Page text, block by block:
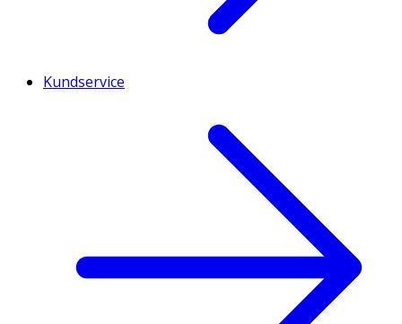
Kundservice